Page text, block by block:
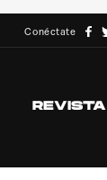
Conéctate
REVISTA